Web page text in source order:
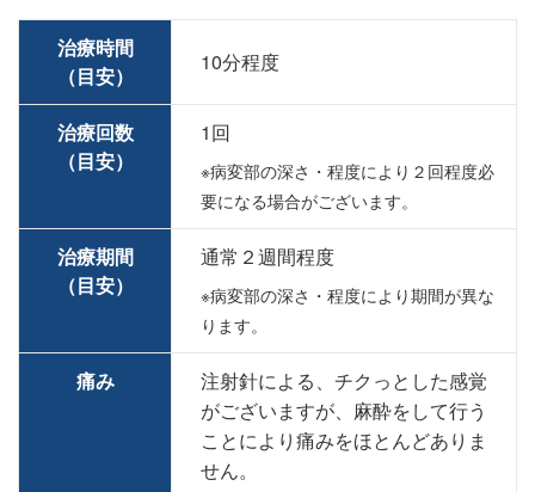
治療時間
（目安）
10分程度
治療回数
（目安）
1回
※病変部の深さ・程度により２回程度必
要になる場合がございます。
治療期間
（目安）
通常２週間程度
※病変部の深さ・程度により期間が異な
ります。
痛み
注射針による、チクっとした感覚
がございますが、麻酔をして行う
ことにより痛みをほとんどありま
せん。